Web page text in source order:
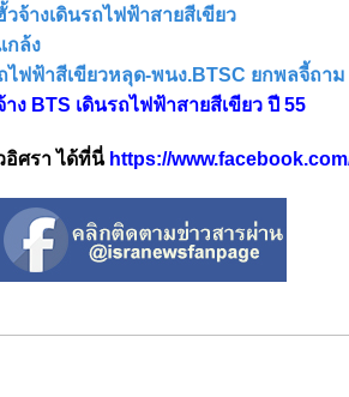
จ้างเดินรถไฟฟ้าสายสีเขียว
กล้ง
ฟฟ้าสีเขียวหลุด-พนง.BTSC ยกพลจี้ถาม
ง BTS เดินรถไฟฟ้าสายสีเขียว ปี 55
ศรา ได้ที่นี่ https://